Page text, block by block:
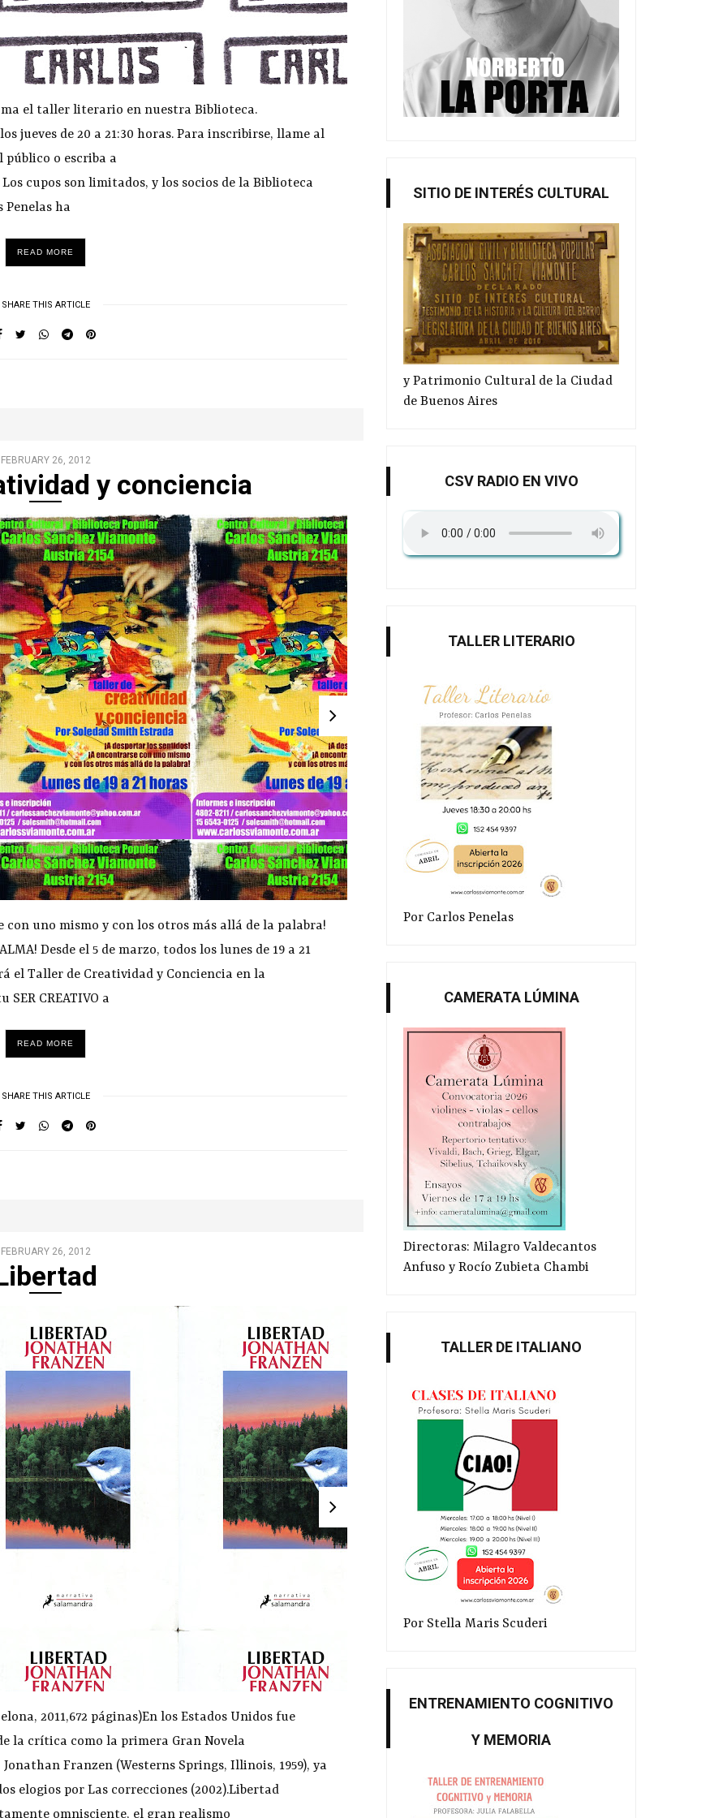
el taller literario en nuestra Biblioteca.
jueves de 20 a 21:30 horas. Para inscribirse, llame al
público o escriba a
cupos son limitados, y los socios de la Biblioteca
Penelas ha
READ MORE
SHARE THIS ARTICLE
FEBRUARY 26, 2012
y conciencia
con uno mismo y con los otros más allá de la palabra!
Desde el 5 de marzo, todos los lunes de 19 a 21
el Taller de Creatividad y Conciencia en la
CREATIVO a
READ MORE
SHARE THIS ARTICLE
FEBRUARY 26, 2012
2011,672 páginas)En los Estados Unidos fue
la crítica como la primera Gran Novela
Franzen (Westerns Springs, Illinois, 1959), ya
elogios por Las correcciones (2002).Libertad
omnisciente, el gran realismo
SITIO DE INTERÉS CULTURAL
y Patrimonio Cultural de la Ciudad
de Buenos Aires
CSV RADIO EN VIVO
TALLER LITERARIO
Por Carlos Penelas
CAMERATA LÚMINA
Directoras: Milagro Valdecantos
Anfuso y Rocío Zubieta Chambi
TALLER DE ITALIANO
Por Stella Maris Scuderi
ENTRENAMIENTO COGNITIVO
Y MEMORIA